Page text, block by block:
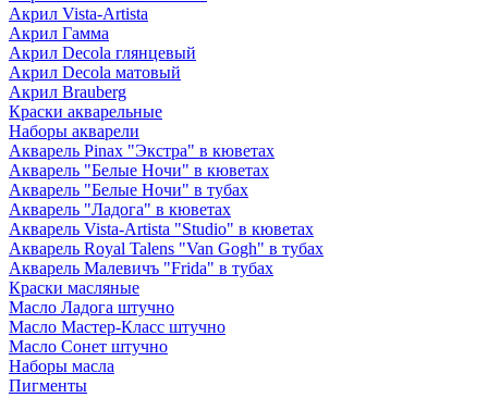
Акрил Vista-Artista
Акрил Гамма
Акрил Decola глянцевый
Акрил Decola матовый
Акрил Brauberg
Краски акварельные
Наборы акварели
Акварель Pinax "Экстра" в кюветах
Акварель "Белые Ночи" в кюветах
Акварель "Белые Ночи" в тубах
Акварель "Ладога" в кюветах
Акварель Vista-Artista "Studio" в кюветах
Акварель Royal Talens "Van Gogh" в тубах
Акварель Малевичъ "Frida" в тубах
Краски масляные
Масло Ладога штучно
Масло Мастер-Класс штучно
Масло Сонет штучно
Наборы масла
Пигменты